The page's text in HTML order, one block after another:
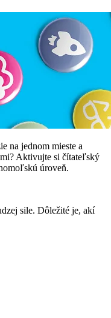
na jednom mieste a
Aktivujte si čítateľský
úroveň.
sile. Dôležité je, akí